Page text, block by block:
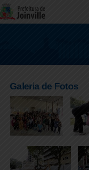
Galeria de Fotos